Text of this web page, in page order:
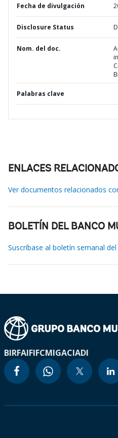
Fecha de divulgación
Disclosure Status
Nom. del doc.
Palabras clave
ENLACES
Ver documentos relacionados
BOLETÍN DEL BANCO
Suscríbase al boletín semanal
BIRFAIFIFCMIGACIADI